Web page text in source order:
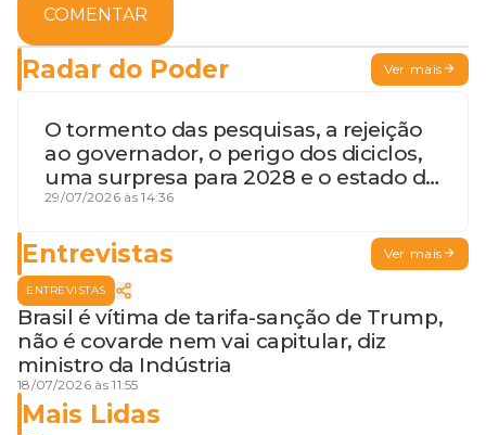
COMENTAR
Radar do Poder Ver mais
O tormento das pesquisas, a rejeição
ao governador, o perigo dos diciclos,
uma surpresa para 2028 e o estado de
terceira guerra mundial
29/07/2026 às 14:36
Entrevistas Ver mais
ENTREVISTAS
Brasil é vítima de tarifa-sanção de Trump,
não é covarde nem vai capitular, diz
ministro da Indústria
18/07/2026 às 11:55
Mais Lidas